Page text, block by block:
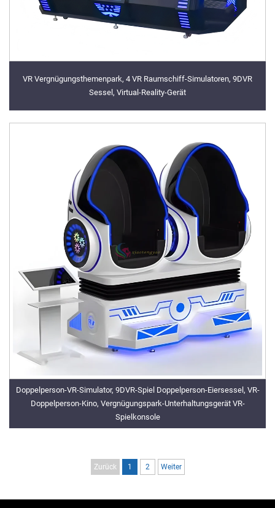
VR Vergnügungsthemenpark, 4 VR Raumschiff-Simulatoren, 9DVR
Sessel, Virtual-Reality-Gerät
Doppelperson-VR-Simulator, 9DVR-Spiel Doppelperson-Eiersessel, VR-
Doppelperson-Kino, Vergnügungspark-Unterhaltungsgerät VR-
Spielkonsole
Zurück 1 2 Weiter